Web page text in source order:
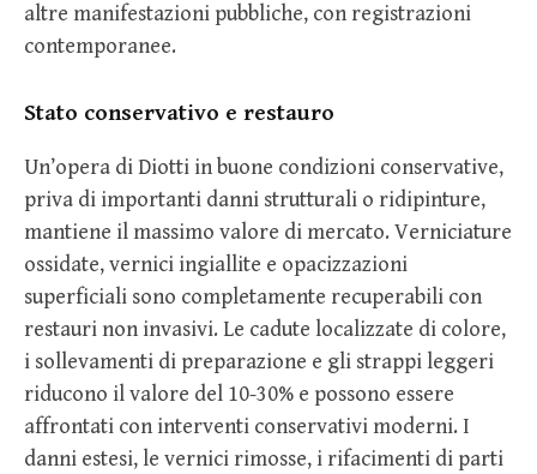
altre manifestazioni pubbliche, con registrazioni
contemporanee.
Stato conservativo e restauro
Un’opera di Diotti in buone condizioni conservative,
priva di importanti danni strutturali o ridipinture,
mantiene il massimo valore di mercato. Verniciature
ossidate, vernici ingiallite e opacizzazioni
superficiali sono completamente recuperabili con
restauri non invasivi. Le cadute localizzate di colore,
i sollevamenti di preparazione e gli strappi leggeri
riducono il valore del 10-30% e possono essere
affrontati con interventi conservativi moderni. I
danni estesi, le vernici rimosse, i rifacimenti di parti